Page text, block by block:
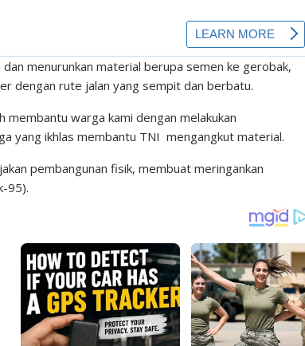
menurunkan material berupa semen ke gerobak,
dengan rute jalan yang sempit dan berbatu.
membantu warga kami dengan melakukan
yang ikhlas membantu TNI mengangkut material.
pembangunan fisik, membuat meringankan
95).